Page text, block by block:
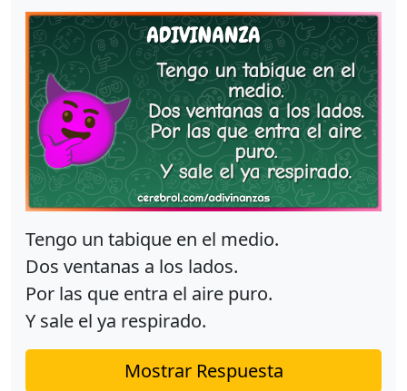
Tengo un tabique en el medio.
Dos ventanas a los lados.
Por las que entra el aire puro.
Y sale el ya respirado.
Mostrar Respuesta